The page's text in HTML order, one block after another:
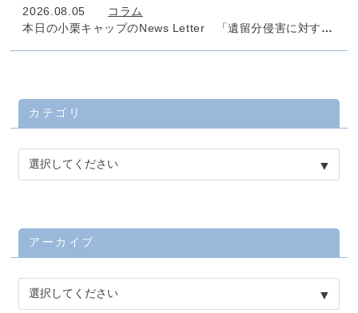
2026.08.05
コラム
本日の小栗キャップのNews Letter 「遺留分侵害に対する課税」
カテゴリ
アーカイブ